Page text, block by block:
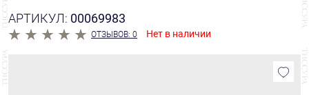
АРТИКУЛ: 00069983
ОТЗЫВОВ: 0 Нет в наличии